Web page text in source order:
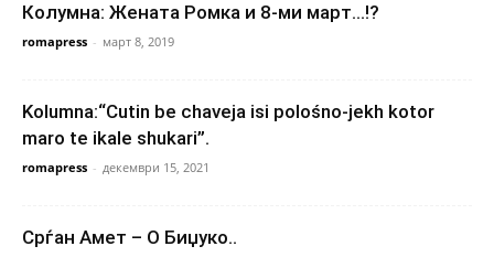
Колумна: Жената Ромка и 8-ми март…!?
romapress - март 8, 2019
Kolumna:“Cutin be chaveja isi polośno-jekh kotor
maro te ikale shukari”.
romapress - декември 15, 2021
Срѓан Амет – О Биџуко..